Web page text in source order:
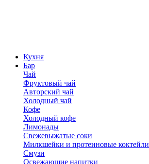
Кухня
Бар
Чай
Фруктовый чай
Авторский чай
Холодный чай
Кофе
Холодный кофе
Лимонады
Свежевыжатые соки
Милкшейки и протеиновые коктейли
Смузи
Освежающие напитки